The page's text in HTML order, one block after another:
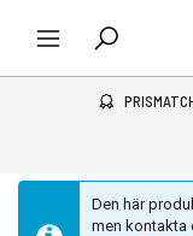
Den här
men kontakta